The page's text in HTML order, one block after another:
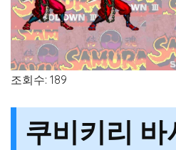
조회수: 189
쿠비키리 바